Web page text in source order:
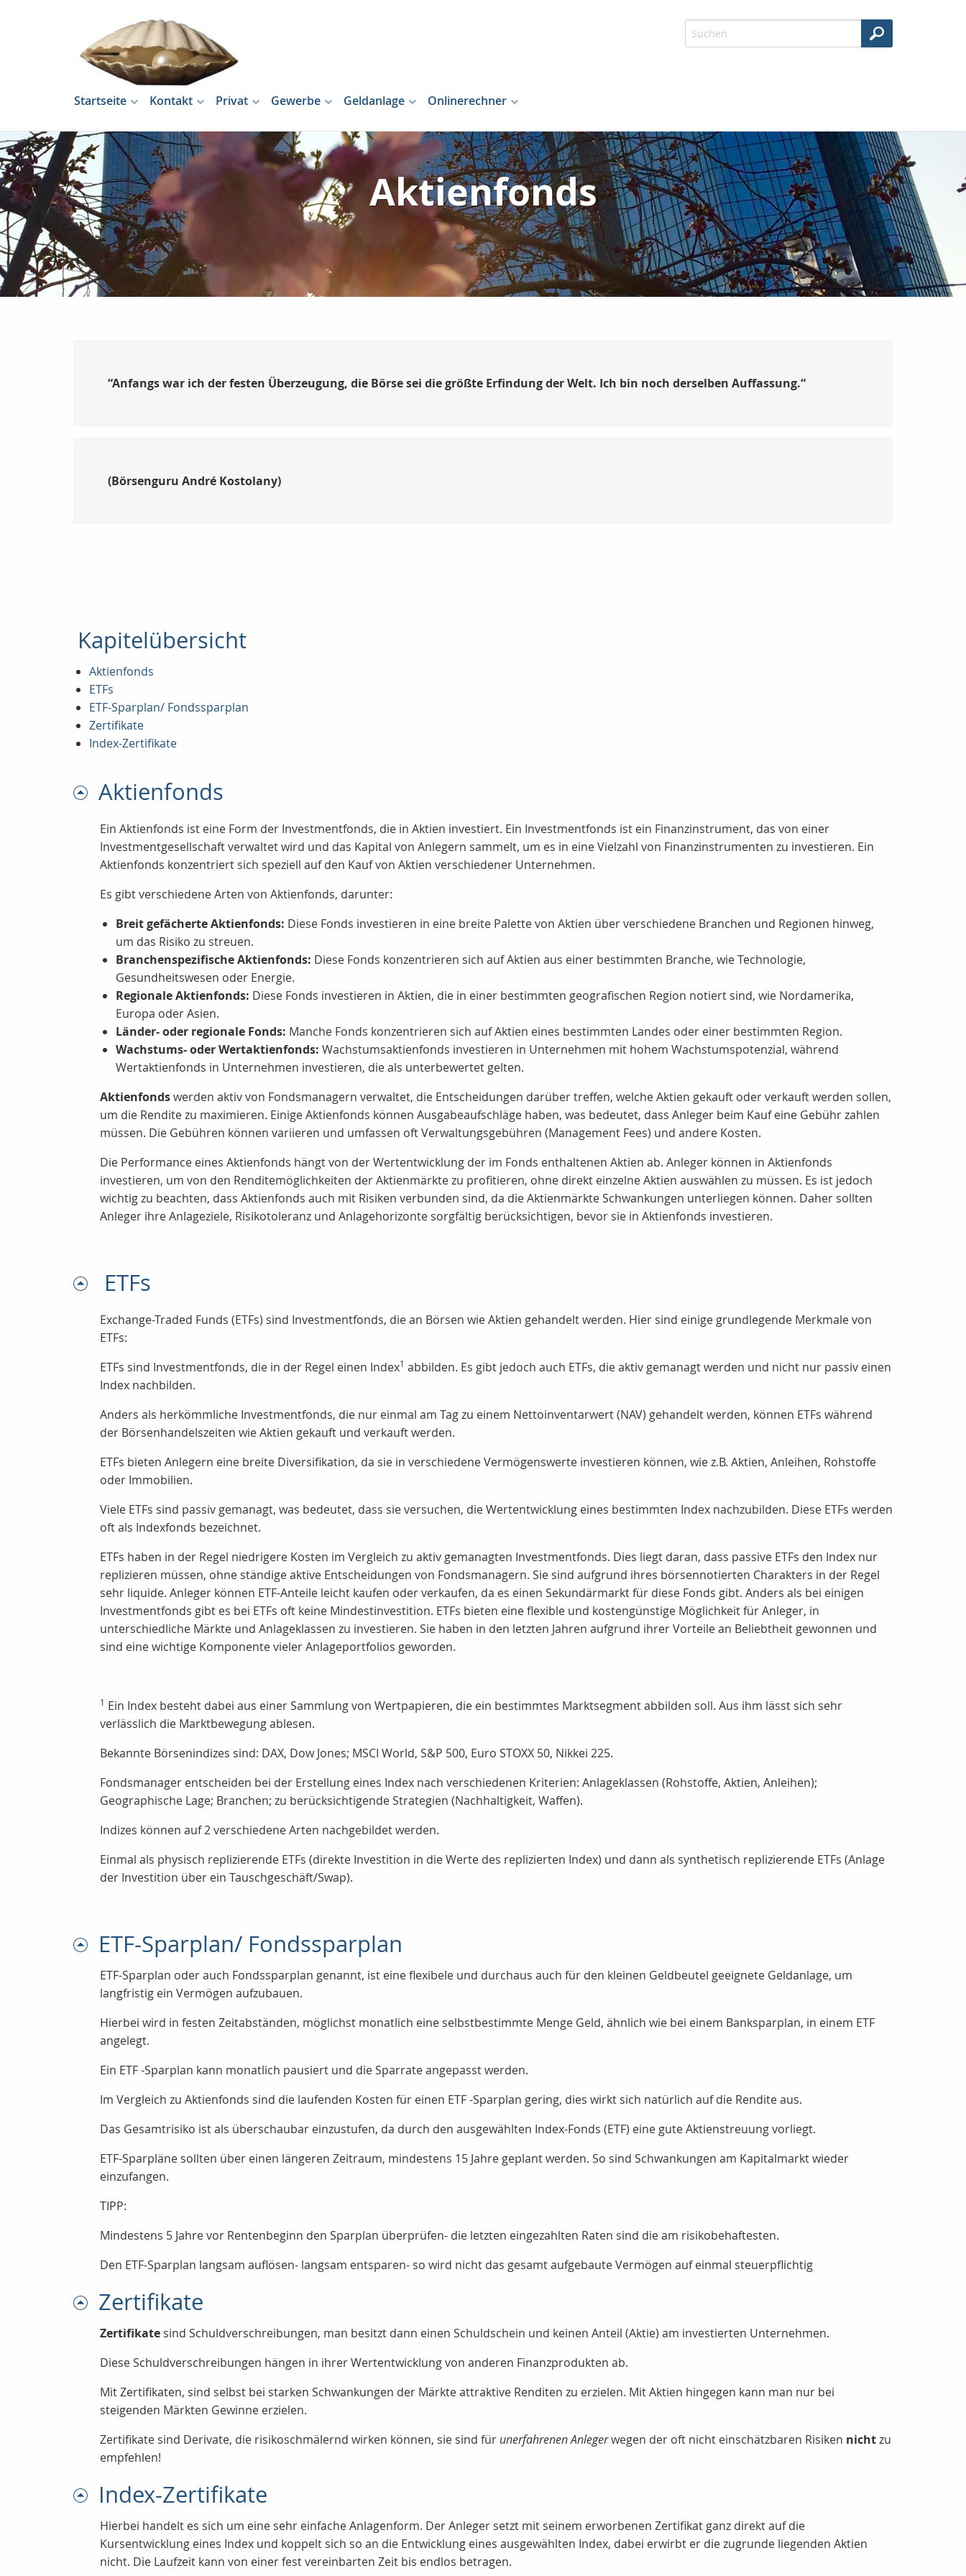
Startseite Kontakt Privat Gewerbe Geldanlage Onlinerechner
Aktienfonds
“Anfangs war ich der festen Überzeugung, die Börse sei die größte Erfindung der Welt. Ich bin noch derselben Auffassung.“
(Börsenguru André Kostolany)
Kapitelübersicht
Aktienfonds
ETFs
ETF-Sparplan/ Fondssparplan
Zertifikate
Index-Zertifikate
Aktienfonds
Ein Aktienfonds ist eine Form der Investmentfonds, die in Aktien investiert. Ein Investmentfonds ist ein Finanzinstrument, das von einer
Investmentgesellschaft verwaltet wird und das Kapital von Anlegern sammelt, um es in eine Vielzahl von Finanzinstrumenten zu investieren. Ein
Aktienfonds konzentriert sich speziell auf den Kauf von Aktien verschiedener Unternehmen.
Es gibt verschiedene Arten von Aktienfonds, darunter:
Breit gefächerte Aktienfonds: Diese Fonds investieren in eine breite Palette von Aktien über verschiedene Branchen und Regionen hinweg,
um das Risiko zu streuen.
Branchenspezifische Aktienfonds: Diese Fonds konzentrieren sich auf Aktien aus einer bestimmten Branche, wie Technologie,
Gesundheitswesen oder Energie.
Regionale Aktienfonds: Diese Fonds investieren in Aktien, die in einer bestimmten geografischen Region notiert sind, wie Nordamerika,
Europa oder Asien.
Länder- oder regionale Fonds: Manche Fonds konzentrieren sich auf Aktien eines bestimmten Landes oder einer bestimmten Region.
Wachstums- oder Wertaktienfonds: Wachstumsaktienfonds investieren in Unternehmen mit hohem Wachstumspotenzial, während
Wertaktienfonds in Unternehmen investieren, die als unterbewertet gelten.
Aktienfondswerden aktiv von Fondsmanagern verwaltet, die Entscheidungen darüber treffen, welche Aktien gekauft oder verkauft werden sollen,
um die Rendite zu maximieren. Einige Aktienfonds können Ausgabeaufschläge haben, was bedeutet, dass Anleger beim Kauf eine Gebühr zahlen
müssen. Die Gebühren können variieren und umfassen oft Verwaltungsgebühren (Management Fees) und andere Kosten.
Die Performance eines Aktienfonds hängt von der Wertentwicklung der im Fonds enthaltenen Aktien ab. Anleger können in Aktienfonds
investieren, um von den Renditemöglichkeiten der Aktienmärkte zu profitieren, ohne direkt einzelne Aktien auswählen zu müssen. Es ist jedoch
wichtig zu beachten, dass Aktienfonds auch mit Risiken verbunden sind, da die Aktienmärkte Schwankungen unterliegen können. Daher sollten
Anleger ihre Anlageziele, Risikotoleranz und Anlagehorizonte sorgfältig berücksichtigen, bevor sie in Aktienfonds investieren.
ETFs
Exchange-Traded Funds (ETFs) sind Investmentfonds, die an Börsen wie Aktien gehandelt werden. Hier sind einige grundlegende Merkmale von
ETFs:
ETFs sind Investmentfonds, die in der Regel einen Index1 abbilden. Es gibt jedoch auch ETFs, die aktiv gemanagt werden und nicht nur passiv einen
Index nachbilden.
Anders als herkömmliche Investmentfonds, die nur einmal am Tag zu einem Nettoinventarwert (NAV) gehandelt werden, können ETFs während
der Börsenhandelszeiten wie Aktien gekauft und verkauft werden.
ETFs bieten Anlegern eine breite Diversifikation, da sie in verschiedene Vermögenswerte investieren können, wie z.B. Aktien, Anleihen, Rohstoffe
oder Immobilien.
Viele ETFs sind passiv gemanagt, was bedeutet, dass sie versuchen, die Wertentwicklung eines bestimmten Index nachzubilden. Diese ETFs werden
oft als Indexfonds bezeichnet.
ETFs haben in der Regel niedrigere Kosten im Vergleich zu aktiv gemanagten Investmentfonds. Dies liegt daran, dass passive ETFs den Index nur
replizieren müssen, ohne ständige aktive Entscheidungen von Fondsmanagern. Sie sind aufgrund ihres börsennotierten Charakters in der Regel
sehr liquide. Anleger können ETF-Anteile leicht kaufen oder verkaufen, da es einen Sekundärmarkt für diese Fonds gibt. Anders als bei einigen
Investmentfonds gibt es bei ETFs oft keine Mindestinvestition. ETFs bieten eine flexible und kostengünstige Möglichkeit für Anleger, in
unterschiedliche Märkte und Anlageklassen zu investieren. Sie haben in den letzten Jahren aufgrund ihrer Vorteile an Beliebtheit gewonnen und
sind eine wichtige Komponente vieler Anlageportfolios geworden.
1 Ein Index besteht dabei aus einer Sammlung von Wertpapieren, die ein bestimmtes Marktsegment abbilden soll. Aus ihm lässt sich sehr
verlässlich die Marktbewegung ablesen.
Bekannte Börsenindizes sind: DAX, Dow Jones; MSCI World, S&P 500, Euro STOXX 50, Nikkei 225.
Fondsmanager entscheiden bei der Erstellung eines Index nach verschiedenen Kriterien: Anlageklassen (Rohstoffe, Aktien, Anleihen);
Geographische Lage; Branchen; zu berücksichtigende Strategien (Nachhaltigkeit, Waffen).
Indizes können auf 2 verschiedene Arten nachgebildet werden.
Einmal als physisch replizierende ETFs (direkte Investition in die Werte des replizierten Index) und dann als synthetisch replizierende ETFs (Anlage
der Investition über ein Tauschgeschäft/Swap).
ETF-Sparplan/ Fondssparplan
ETF-Sparplan oder auch Fondssparplan genannt, ist eine flexibele und durchaus auch für den kleinen Geldbeutel geeignete Geldanlage, um
langfristig ein Vermögen aufzubauen.
Hierbei wird in festen Zeitabständen, möglichst monatlich eine selbstbestimmte Menge Geld, ähnlich wie bei einem Banksparplan, in einem ETF
angelegt.
Ein ETF -Sparplan kann monatlich pausiert und die Sparrate angepasst werden.
Im Vergleich zu Aktienfonds sind die laufenden Kosten für einen ETF -Sparplan gering, dies wirkt sich natürlich auf die Rendite aus.
Das Gesamtrisiko ist als überschaubar einzustufen, da durch den ausgewählten Index-Fonds (ETF) eine gute Aktienstreuung vorliegt.
ETF-Sparpläne sollten über einen längeren Zeitraum, mindestens 15 Jahre geplant werden. So sind Schwankungen am Kapitalmarkt wieder
einzufangen.
TIPP:
Mindestens 5 Jahre vor Rentenbeginn den Sparplan überprüfen- die letzten eingezahlten Raten sind die am risikobehaftesten.
Den ETF-Sparplan langsam auflösen- langsam entsparen- so wird nicht das gesamt aufgebaute Vermögen auf einmal steuerpflichtig
Zertifikate
Zertifikate sind Schuldverschreibungen, man besitzt dann einen Schuldschein und keinen Anteil (Aktie) am investierten Unternehmen.
Diese Schuldverschreibungen hängen in ihrer Wertentwicklung von anderen Finanzprodukten ab.
Mit Zertifikaten, sind selbst bei starken Schwankungen der Märkte attraktive Renditen zu erzielen. Mit Aktien hingegen kann man nur bei
steigenden Märkten Gewinne erzielen.
Zertifikate sind Derivate, die risikoschmälernd wirken können, sie sind für unerfahrenen Anlegerwegen der oft nicht einschätzbaren Risiken nichtzu
empfehlen!
Index-Zertifikate
Hierbei handelt es sich um eine sehr einfache Anlagenform. Der Anleger setzt mit seinem erworbenen Zertifikat ganz direkt auf die
Kursentwicklung eines Index und koppelt sich so an die Entwicklung eines ausgewählten Index, dabei erwirbt er die zugrunde liegenden Aktien
nicht. Die Laufzeit kann von einer fest vereinbarten Zeit bis endlos betragen.